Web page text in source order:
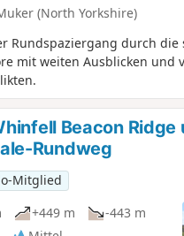
(North Yorkshire)
Rundspaziergang durch
mit weiten Ausblicken und
Beacon Ridge
Rundweg
Mitglied
+449 m
-443 m